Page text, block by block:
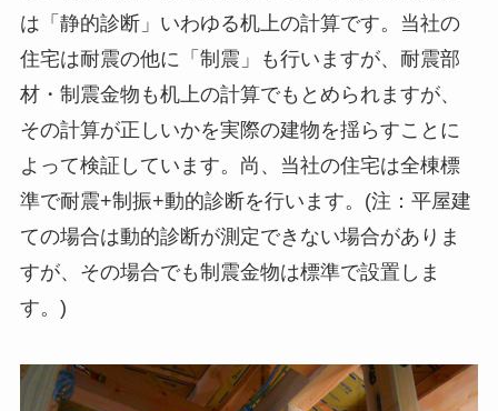
は「静的診断」いわゆる机上の計算です。当社の
住宅は耐震の他に「制震」も行いますが、耐震部
材・制震金物も机上の計算でもとめられますが、
その計算が正しいかを実際の建物を揺らすことに
よって検証しています。尚、当社の住宅は全棟標
準で耐震+制振+動的診断を行います。(注：平屋建
ての場合は動的診断が測定できない場合がありま
すが、その場合でも制震金物は標準で設置しま
す。)